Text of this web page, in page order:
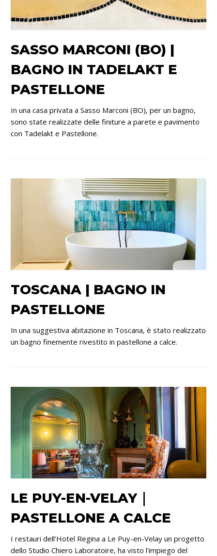
SASSO MARCONI (BO) |
BAGNO IN TADELAKT E
PASTELLONE
In una casa privata a Sasso Marconi (BO), per un bagno,
sono state realizzate delle finiture a parete e pavimento
con Tadelakt e Pastellone.
TOSCANA | BAGNO IN
PASTELLONE
In una suggestiva abitazione in Toscana, è stato realizzato
un bagno finemente rivestito in pastellone a calce.
LE PUY-EN-VELAY｜
PASTELLONE A CALCE
I restauri dell'Hotel Regina a Le Puy-en-Velay un progetto
dello Studio Chiero Laboratoire, ha visto l'impiego del